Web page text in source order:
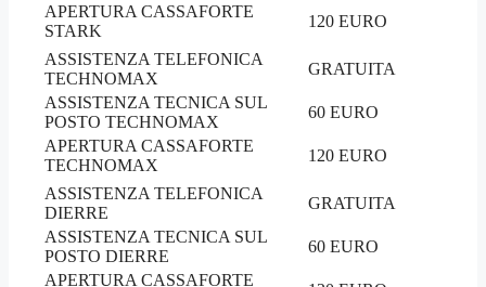
APERTURA CASSAFORTE
STARK
120 EURO
ASSISTENZA TELEFONICA
TECHNOMAX
GRATUITA
ASSISTENZA TECNICA SUL
POSTO TECHNOMAX
60 EURO
APERTURA CASSAFORTE
TECHNOMAX
120 EURO
ASSISTENZA TELEFONICA
DIERRE
GRATUITA
ASSISTENZA TECNICA SUL
POSTO DIERRE
60 EURO
APERTURA CASSAFORTE